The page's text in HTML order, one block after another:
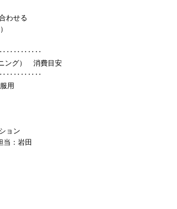
わせる
ング） 消費目安
用
ョン
当：岩田